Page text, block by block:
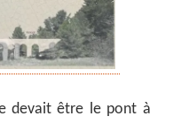
devait être le pont à